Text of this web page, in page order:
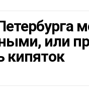
или
кипяток